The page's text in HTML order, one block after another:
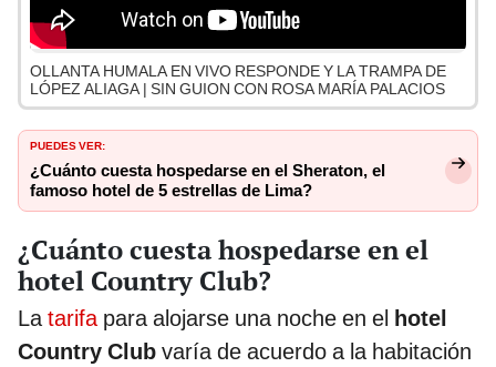
OLLANTA HUMALA EN VIVO RESPONDE Y LA TRAMPA DE
LÓPEZ ALIAGA | SIN GUION CON ROSA MARÍA PALACIOS
PUEDES VER:
¿Cuánto cuesta hospedarse en el Sheraton, el
famoso hotel de 5 estrellas de Lima?
¿Cuánto cuesta hospedarse en el
hotel Country Club?
Latarifapara alojarse una noche en el hotel
Country Club varía de acuerdo a la habitación